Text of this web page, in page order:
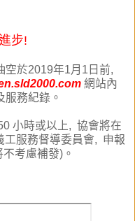
步!
空於2019年1月1日前,
網站內
務紀錄。
小時或以上, 協會將在
工服務督導委員會, 申報
考慮補發)。